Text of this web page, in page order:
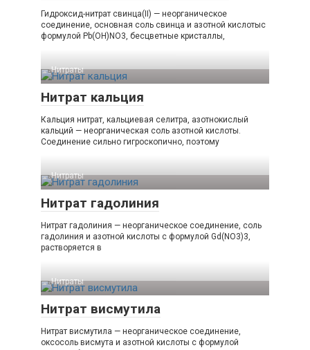
Гидроксид-нитрат свинца(II) — неорганическое
соединение, основная соль свинца и азотной кислотыс
формулой Pb(OH)NO3, бесцветные кристаллы,
Нитраты
Нитрат кальция
Кальция нитрат, кальциевая селитра, азотнокислый
кальций — неорганическая соль азотной кислоты.
Соединение сильно гигроскопично, поэтому
Нитраты
Нитрат гадолиния
Нитрат гадолиния — неорганическое соединение, соль
гадолиния и азотной кислоты с формулой Gd(NO3)3,
растворяется в
Нитраты
Нитрат висмутила
Нитрат висмутила — неорганическое соединение,
оксосоль висмута и азотной кислоты с формулой